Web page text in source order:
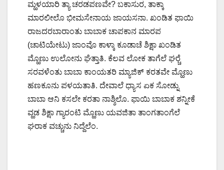
ಮ್ಹಳಯಾರಿ ತ್ಯಾ ಚರಡಪಣವೇ? ಬಕಾಸುರ, ತಾಕ್ಕಾ
ಮಾರಲೀಲೊ ಭೀಮಸೇನಾಯ ಜಾಯಸನಾ. ಖಂಡಿತ ಫಾಯಿ
ರಾಜದರಬಾರಾಂತು ಬಾಬಾಕ ಚಾಪಕಾನ ಮಾರಪ
(ಚಾಟಿಯೇಟು) ಜಾಂವೊ ಕಾಳ್ಕಾ ಕೂಡಾಚೆ ಶಿಕ್ಷಾ ಖಂಡಿತ
ಮ್ಹೊಣು ಉಲೋನು ಘೆತ್ತಾತಿ. ಕೆಲವ ಲೋಕ ತಾಗೆಲೆ ಘರ್‍ಚೆ
ಸರವಳೆಂತು ಬಾಬಾ ಕಾಂಯತರಿ ಮ್ಯಾಜಿಕ್ ಕರತವೇ ಮ್ಹೊಣು
ಹಣಕೂನು ಪಳಯತಾತಿ. ದೇವಾಲೆ ಧ್ಯಾಸ ಏಕ ಸೋಡ್ನು
ಬಾಬಾ ಆನಿ ಕಸಲೇ ಕರತಾ ನಾಶ್ಶಿಲೊ. ಫಾಯಿ ಬಾಬಾಕ ಶನ್ನೀಕೆ
ವ್ಹಡ ಶಿಕ್ಷಾ ಗ್ಯಾರಂಟಿ ಮ್ಹೊಣು ಯವಜಿತಾ ತಾಂಗತಾಂಗೆಲೆ
ಘರಾಕ ವಚ್ಚುನು ನಿದ್ದೆಲೆಂ.